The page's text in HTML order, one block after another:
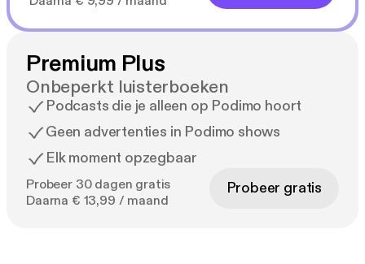
Premium Plus
Onbeperkt luisterboeken
Podcasts die je alleen op Podimo hoort
Geen advertenties in Podimo shows
Elk moment opzegbaar
Probeer 30 dagen gratis
Daarna € 13,99 / maand
Probeer gratis